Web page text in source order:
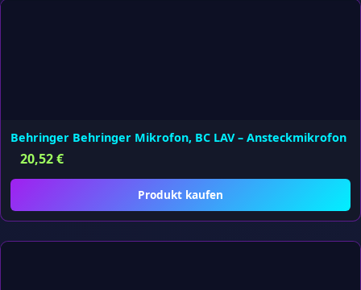
Behringer Behringer Mikrofon, BC LAV – Ansteckmikrofon
20,52€
Produkt kaufen